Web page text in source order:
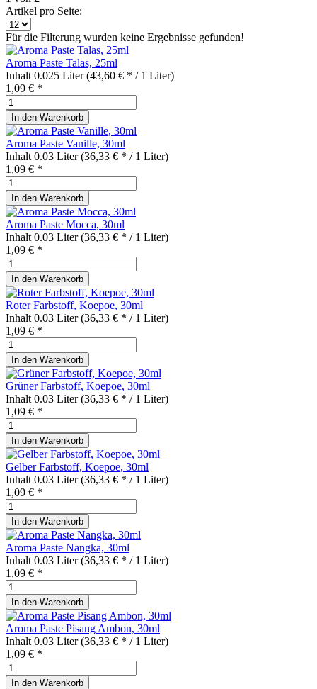
Artikel pro Seite:
Für die Filterung wurden keine Ergebnisse gefunden!
Aroma Paste Talas, 25ml
Inhalt 0.025 Liter(43,60 € * / 1 Liter)
1,09 € *
In den Warenkorb
Aroma Paste Vanille, 30ml
Inhalt 0.03 Liter(36,33 € * / 1 Liter)
1,09 € *
In den Warenkorb
Aroma Paste Mocca, 30ml
Inhalt 0.03 Liter(36,33 € * / 1 Liter)
1,09 € *
In den Warenkorb
Roter Farbstoff, Koepoe, 30ml
Inhalt 0.03 Liter(36,33 € * / 1 Liter)
1,09 € *
In den Warenkorb
Grüner Farbstoff, Koepoe, 30ml
Inhalt 0.03 Liter(36,33 € * / 1 Liter)
1,09 € *
In den Warenkorb
Gelber Farbstoff, Koepoe, 30ml
Inhalt 0.03 Liter(36,33 € * / 1 Liter)
1,09 € *
In den Warenkorb
Aroma Paste Nangka, 30ml
Inhalt 0.03 Liter(36,33 € * / 1 Liter)
1,09 € *
In den Warenkorb
Aroma Paste Pisang Ambon, 30ml
Inhalt 0.03 Liter(36,33 € * / 1 Liter)
1,09 € *
In den Warenkorb